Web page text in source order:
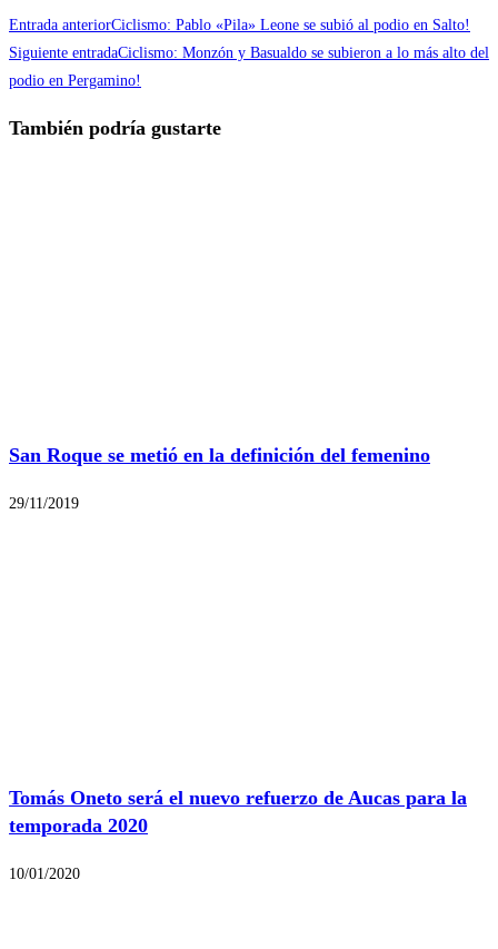
Entrada anteriorCiclismo: Pablo «Pila» Leone se subió al podio en Salto!
Siguiente entradaCiclismo: Monzón y Basualdo se subieron a lo más alto del
podio en Pergamino!
También podría gustarte
San Roque se metió en la definición del femenino
29/11/2019
Tomás Oneto será el nuevo refuerzo de Aucas para la
temporada 2020
10/01/2020